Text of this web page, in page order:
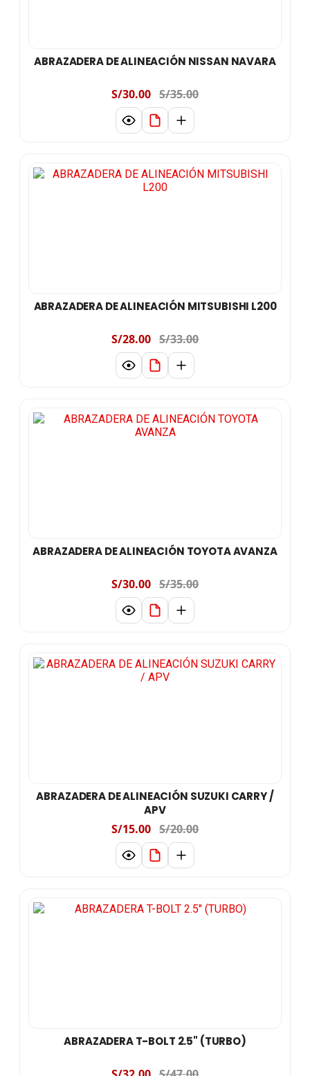
ABRAZADERA DE ALINEACIÓN NISSAN NAVARA
S/30.00 S/35.00
ABRAZADERA DE ALINEACIÓN MITSUBISHI L200
S/28.00 S/33.00
ABRAZADERA DE ALINEACIÓN TOYOTA AVANZA
S/30.00 S/35.00
ABRAZADERA DE ALINEACIÓN SUZUKI CARRY /
APV
S/15.00 S/20.00
ABRAZADERA T-BOLT 2.5" (TURBO)